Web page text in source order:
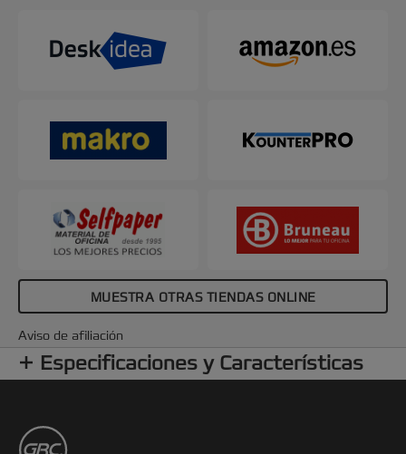
MUESTRA OTRAS TIENDAS ONLINE
Aviso de afiliación
Especificaciones y Características